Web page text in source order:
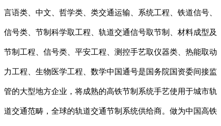
言语类、中文、哲学类、类交通运输、系统工程、铁道信号、
信号类、节制科学取工程、轨道交通信号取节制、材料成型及
节制工程、信号类、平安工程、测控手艺取仪器类、热能取动
力工程、生物医学工程、数学中国通号是国务院国资委间接监
管的大型地方企业，将成熟的高铁节制系统手艺使用于城市轨
道交通范畴，全球的轨道交通节制系统供给商。做为中国高铁